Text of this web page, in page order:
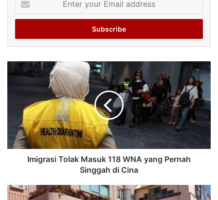
your
Email
Imigrasi Tolak Masuk 118 WNA yang Pernah
Singgah di Cina